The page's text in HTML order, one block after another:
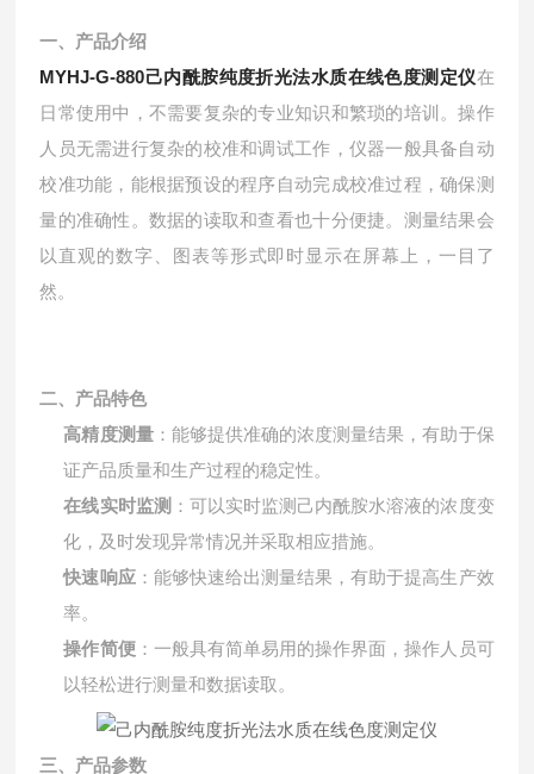
一、产品介绍
MYHJ-G-880己内酰胺纯度折光法水质在线色度测定仪在
日常使用中，不需要复杂的专业知识和繁琐的培训。操作
人员无需进行复杂的校准和调试工作，仪器一般具备自动
校准功能，能根据预设的程序自动完成校准过程，确保测
量的准确性。 数据的读取和查看也十分便捷。测量结果会
以直观的数字、图表等形式即时显示在屏幕上，一目了
然。
二、产品特色
高精度测量：能够提供准确的浓度测量结果，有助于保
证产品质量和生产过程的稳定性。
在线实时监测 ：可以实时监测己内酰胺水溶液的浓度变
化，及时发现异常情况并采取相应措施。
快速响应：能够快速给出测量结果，有助于提高生产效
率。
操作简便：一般具有简单易用的操作界面，操作人员可
以轻松进行测量和数据读取。
三、产品参数